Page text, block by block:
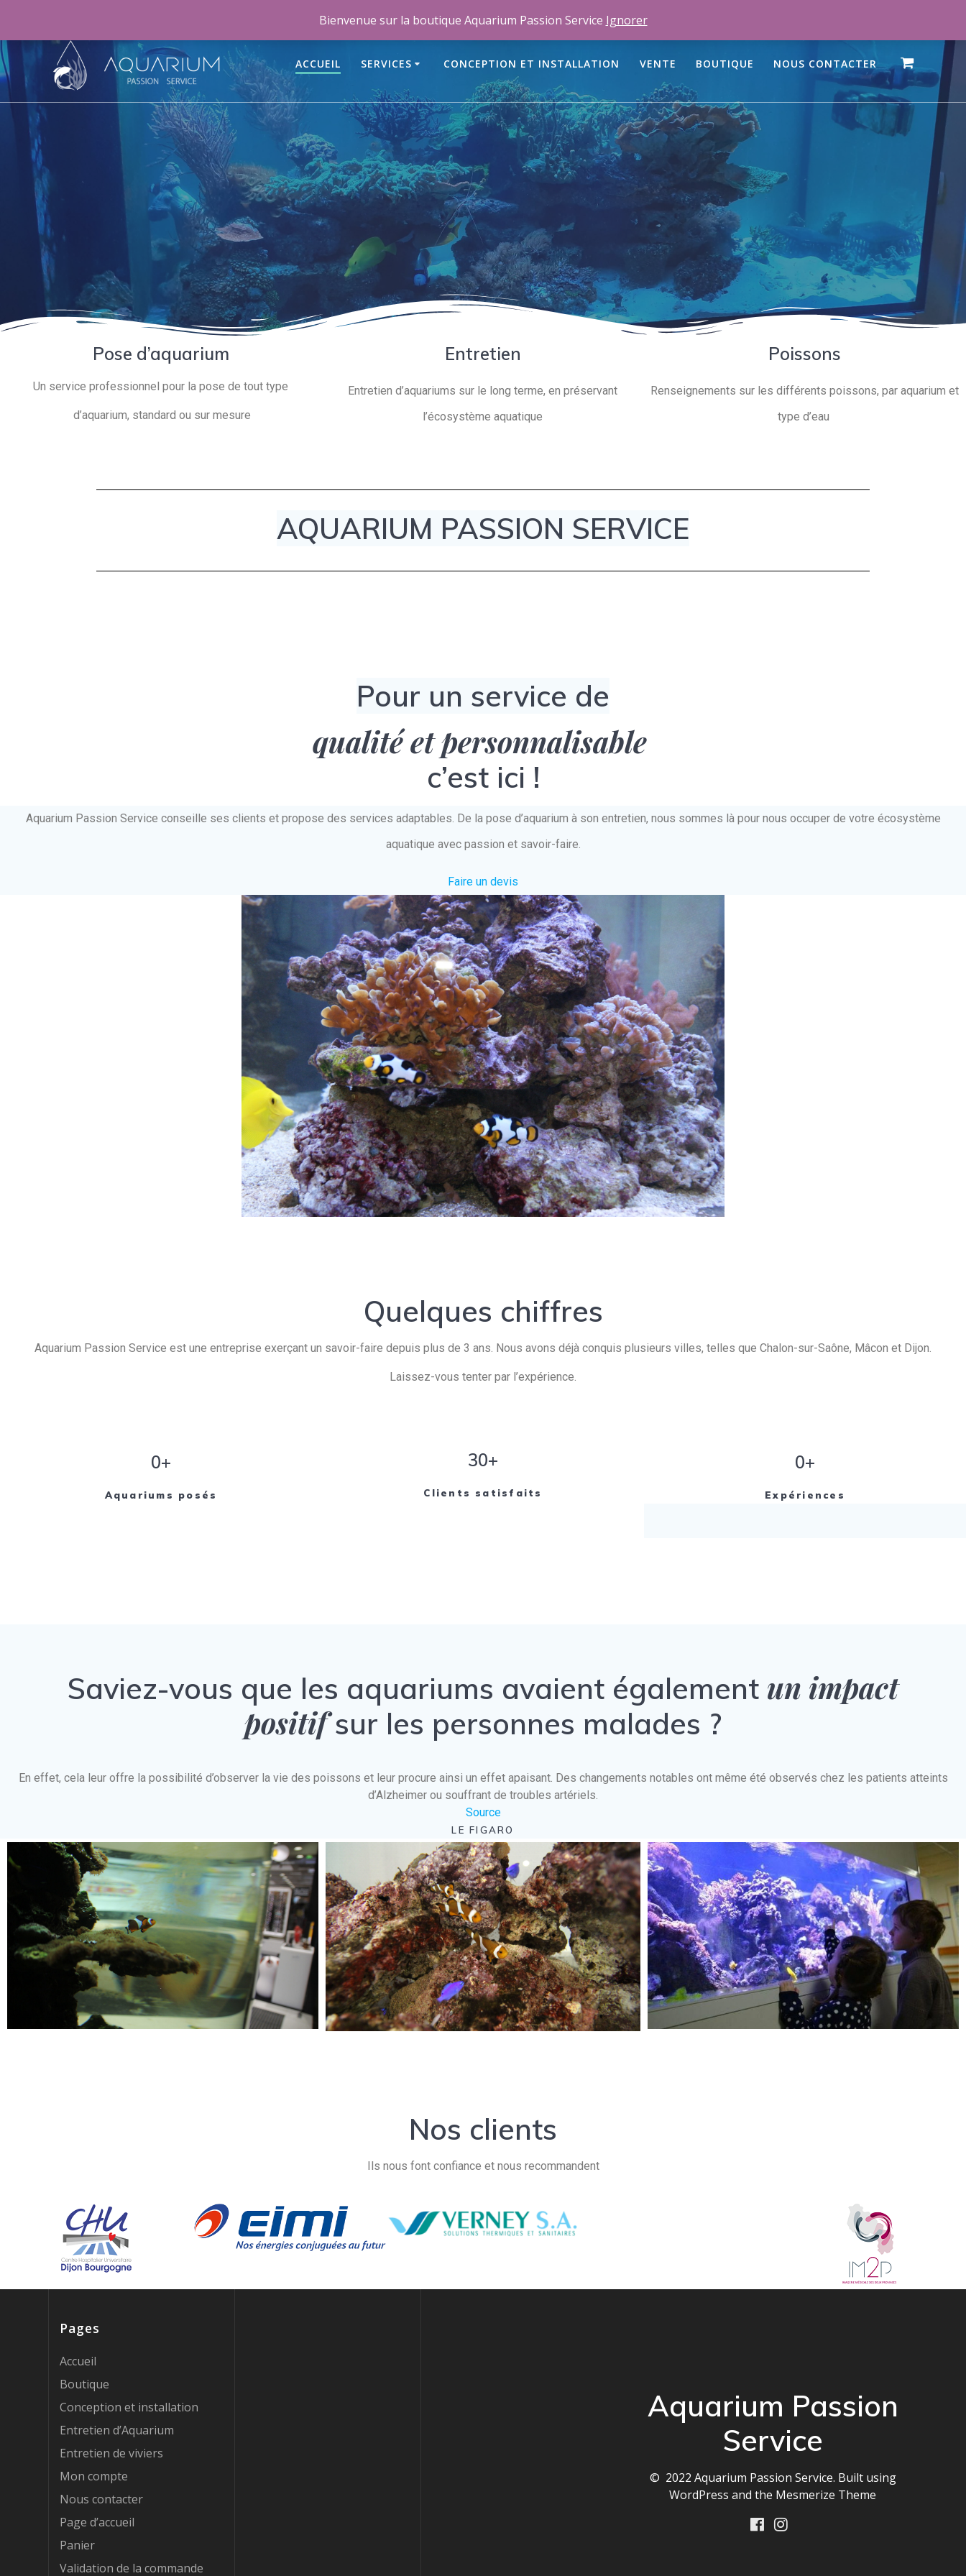
aquariumpassionservice@gmail.com
ACCUEIL SERVICES CONCEPTION ET INSTALLATION VENTE BOUTIQUE NOUS CONTACTER
Pose d’aquarium
Un service professionnel pour la pose de tout type
d’aquarium, standard ou sur mesure
Entretien
Entretien d’aquariums sur le long terme, en préservant
l’écosystème aquatique
Poissons
Renseignements sur les différents poissons, par aquarium et
type d’eau
AQUARIUM PASSION SERVICE
Pour un service de
qualité et personnalisable
c’est ici !
Aquarium Passion Service conseille ses clients et propose des services adaptables. De la pose d’aquarium à son entretien, nous sommes là pour nous occuper de votre écosystème
aquatique avec passion et savoir-faire.
Faire un devis
Quelques chiffres
Aquarium Passion Service est une entreprise exerçant un savoir-faire depuis plus de 3 ans. Nous avons déjà conquis plusieurs villes, telles que Chalon-sur-Saône, Mâcon et Dijon.
Laissez-vous tenter par l’expérience.
0+
Aquariums posés
30+
Clients satisfaits
0+
Expériences
Saviez-vous que les aquariums avaient également un impact
positifsur les personnes malades ?
En effet, cela leur offre la possibilité d’observer la vie des poissons et leur procure ainsi un effet apaisant. Des changements notables ont même été observés chez les patients atteints
d’Alzheimer ou souffrant de troubles artériels.
Source
LE FIGARO
Nos clients
Ils nous font confiance et nous recommandent
Pages
Accueil
Boutique
Conception et installation
Entretien d’Aquarium
Entretien de viviers
Mon compte
Nous contacter
Page d’accueil
Panier
Validation de la commande
Aquarium Passion
Service
© 2022 Aquarium Passion Service. Built using
WordPress and the Mesmerize Theme
Bienvenue sur la boutique Aquarium Passion Service Ignorer